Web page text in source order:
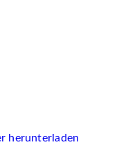
herunterladen